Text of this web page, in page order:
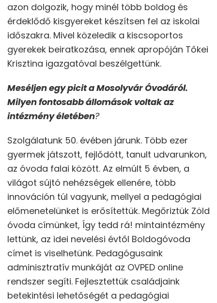
azon dolgozik, hogy minél több boldog és
érdeklődő kisgyereket készítsen fel az iskolai
időszakra. Mivel közeledik a kiscsoportos
gyerekek beiratkozása, ennek apropóján Tőkei
Krisztina igazgatóval beszélgettünk.
Meséljen egy picit a Mosolyvár Óvodáról.
Milyen fontosabb állomások voltak az
intézmény életében?
Szolgálatunk 50. évében járunk. Több ezer
gyermek játszott, fejlődött, tanult udvarunkon,
az óvoda falai között. Az elmúlt 5 évben, a
világot sújtó nehézségek ellenére, több
innováción túl vagyunk, mellyel a pedagógiai
előmenetelünket is erősítettük. Megőriztük Zöld
óvoda címünket, Így tedd rá! mintaintézmény
lettünk, az idei nevelési évtől Boldogóvoda
címet is viselhetünk. Pedagógusaink
adminisztratív munkáját az OVPED online
rendszer segíti. Fejlesztettük családjaink
betekintési lehetőségét a pedagógiai